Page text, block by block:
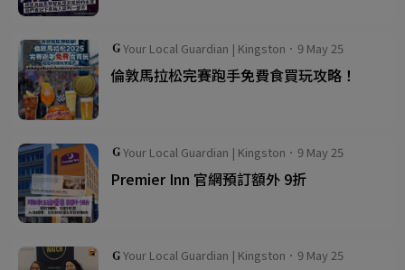
Your Local Guardian | Kingston．9 May 25
倫敦馬拉松完賽跑手免費食買玩攻略！
Your Local Guardian | Kingston．9 May 25
Premier Inn 官網預訂額外 9折
Your Local Guardian | Kingston．9 May 25